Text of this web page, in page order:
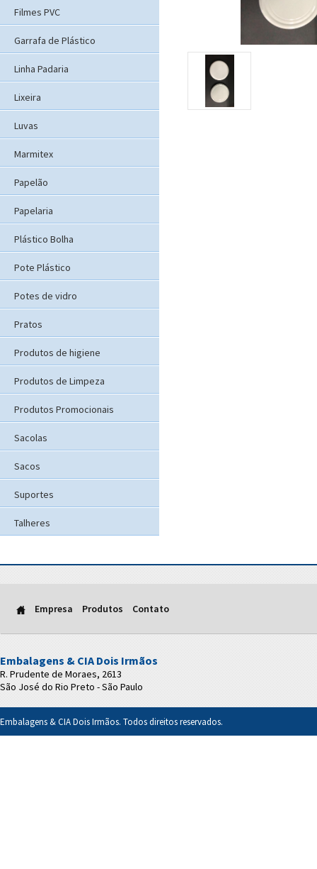
Filmes PVC
Garrafa de Plástico
Linha Padaria
Lixeira
Luvas
Marmitex
Papelão
Papelaria
Plástico Bolha
Pote Plástico
Potes de vidro
Pratos
Produtos de higiene
Produtos de Limpeza
Produtos Promocionais
Sacolas
Sacos
Suportes
Talheres
Empresa Produtos Contato
Embalagens & CIA Dois Irmãos
R. Prudente de Moraes, 2613
São José do Rio Preto - São Paulo
Embalagens & CIA Dois Irmãos. Todos direitos reservados.